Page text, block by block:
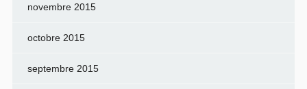
novembre 2015
octobre 2015
septembre 2015